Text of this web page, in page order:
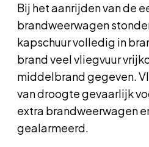
Bij het aanrijden van de
brandweerwagen
kapschuur volledig in
brand veel vliegvuur
middelbrand gegeven.
van droogte gevaarlijk
extra brandweerwagen
gealarmeerd.